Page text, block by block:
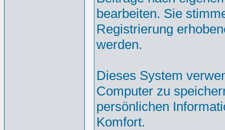
bearbeiten. Sie
Registrierung
werden.
Dieses System
Computer zu
persönlichen
Komfort.